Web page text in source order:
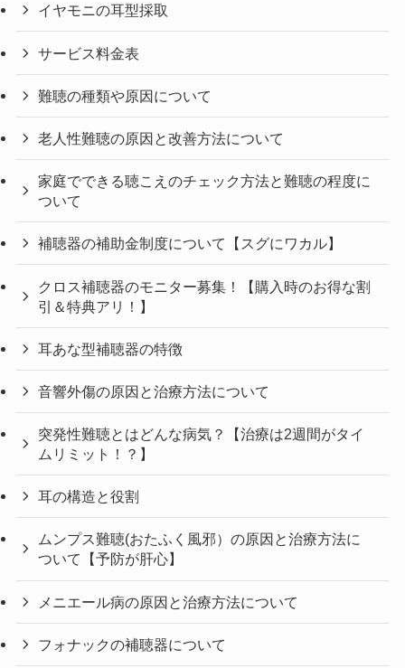
イヤモニの耳型採取
サービス料金表
難聴の種類や原因について
老人性難聴の原因と改善方法について
家庭でできる聴こえのチェック方法と難聴の程度に
ついて
補聴器の補助金制度について【スグにワカル】
クロス補聴器のモニター募集！【購入時のお得な割
引＆特典アリ！】
耳あな型補聴器の特徴
音響外傷の原因と治療方法について
突発性難聴とはどんな病気？【治療は2週間がタイ
ムリミット！？】
耳の構造と役割
ムンプス難聴(おたふく風邪）の原因と治療方法に
ついて【予防が肝心】
メニエール病の原因と治療方法について
フォナックの補聴器について